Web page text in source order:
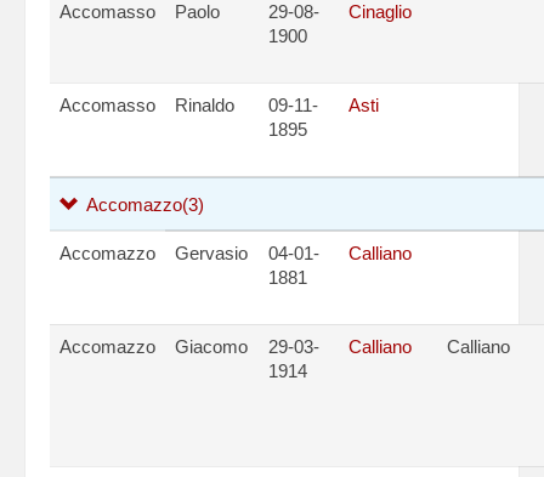
Accomasso Paolo
29-08-
1900
Cinaglio
Accomasso Rinaldo
09-11-
1895
Asti
Accomazzo(3)
Accomazzo Gervasio
04-01-
1881
Calliano
Accomazzo Giacomo
29-03-
1914
Calliano Calliano